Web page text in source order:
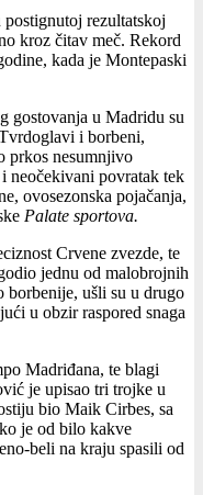
rezultatskoj
kroz čitav meč. Rekord
kada je Montepaski
gostovanja u Madridu su
i borbeni,
prkos nesumnjivo
neočekivani povratak tek
ovosezonska pojačanja,
Palate sportova.
Crvene zvezde, te
jednu od malobrojnih
borbenije, ušli su u drugo
u obzir raspored snaga
Madriđana, te blagi
je upisao tri trojke u
bio Maik Cirbes, sa
je od bilo kakve
beli na kraju spasili od